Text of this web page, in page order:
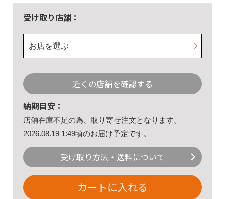
受け取り店舗：
お店を選ぶ
近くの店舗を確認する
納期目安：
店舗在庫不足の為、取り寄せ注文となります。
2026.08.19 1:49頃のお届け予定です。
受け取り方法・送料について
カートに入れる